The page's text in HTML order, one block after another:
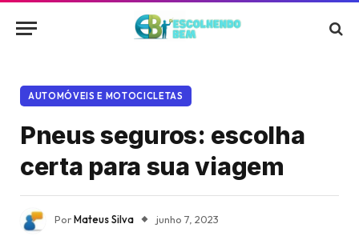
AUTOMÓVEIS E MOTOCICLETAS
Pneus seguros: escolha
certa para sua viagem
PorMateus Silva
junho 7, 2023